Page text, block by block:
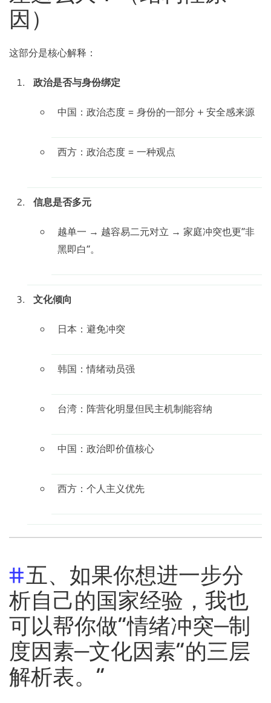
因）
这部分是核心解释：
政治是否与身份绑定
中国：政治态度 = 身份的一部分 + 安全感来源
西方：政治态度 = 一种观点
信息是否多元
越单一 → 越容易二元对立 → 家庭冲突也更“非
黑即白”。
文化倾向
日本：避免冲突
韩国：情绪动员强
台湾：阵营化明显但民主机制能容纳
中国：政治即价值核心
西方：个人主义优先
五、如果你想进一步分
析自己的国家经验，我也
可以帮你做“情绪冲突—制
度因素—文化因素”的三层
解析表。”